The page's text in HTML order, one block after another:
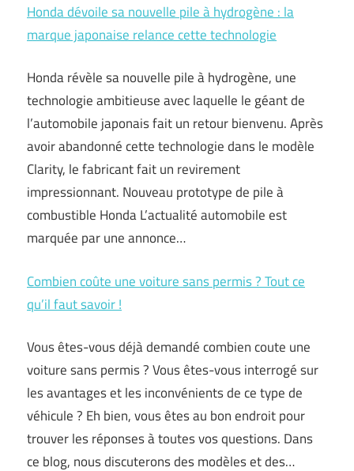
Honda dévoile sa nouvelle pile à hydrogène : la
marque japonaise relance cette technologie
Honda révèle sa nouvelle pile à hydrogène, une
technologie ambitieuse avec laquelle le géant de
l’automobile japonais fait un retour bienvenu. Après
avoir abandonné cette technologie dans le modèle
Clarity, le fabricant fait un revirement
impressionnant. Nouveau prototype de pile à
combustible Honda L’actualité automobile est
marquée par une annonce…
Combien coûte une voiture sans permis ? Tout ce
qu’il faut savoir !
Vous êtes-vous déjà demandé combien coute une
voiture sans permis ? Vous êtes-vous interrogé sur
les avantages et les inconvénients de ce type de
véhicule ? Eh bien, vous êtes au bon endroit pour
trouver les réponses à toutes vos questions. Dans
ce blog, nous discuterons des modèles et des…